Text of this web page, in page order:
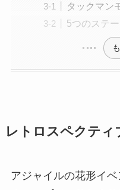
タックマン
5つのステ
レトロスペクティ
アジャイルの花形イ